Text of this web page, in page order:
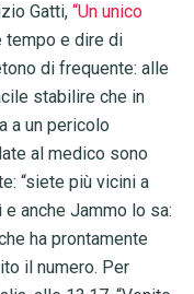
Gatti, “Un unico
tempo e dire di
di frequente: alle
stabilire che in
a un pericolo
al medico sono
“siete più vicini a
anche Jammo lo sa:
ha prontamente
il numero. Per